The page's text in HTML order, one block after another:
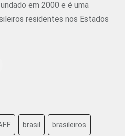
em 2000 e é uma
residentes nos Estados
brasil brasileiros